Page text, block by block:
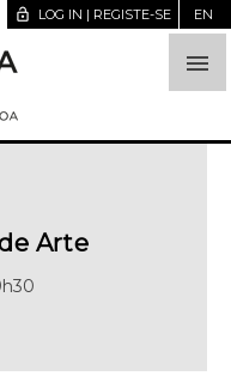

lock_open LOG IN | REGISTE-SE EN
Arte